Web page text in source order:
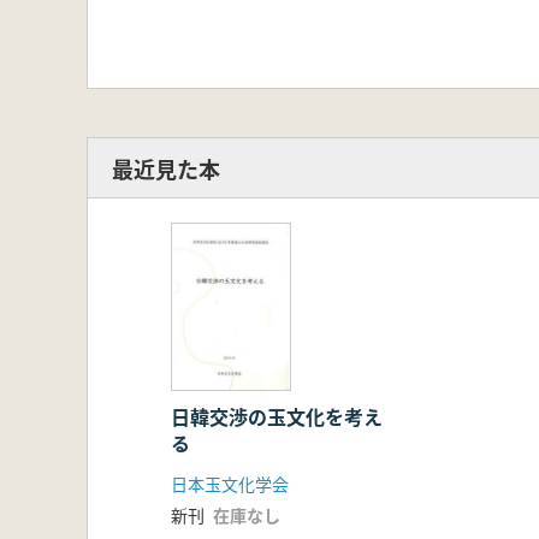
最近見た本
日韓交渉の玉文化を考え
る
日本玉文化学会
新刊 在庫なし